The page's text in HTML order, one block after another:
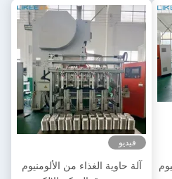
فيديو
آلة حاوية الغذاء من الألومنيوم